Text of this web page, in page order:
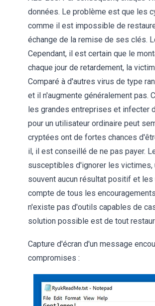
données. Le problème est que les
comme il est impossible de
échange de la remise de ses clés.
Cependant, il est certain que le
chaque jour de retardement, la
Comparé à d'autres virus de type
et il n'augmente généralement pas.
les grandes entreprises et infecter
pour un utilisateur ordinaire peut
cryptées ont de fortes chances
il, il est conseillé de ne pas payer.
susceptibles d'ignorer les victimes,
souvent aucun résultat positif et
compte de tous les
n'existe pas d'outils capables de
solution possible est de tout
Capture d'écran d'un message
compromises :